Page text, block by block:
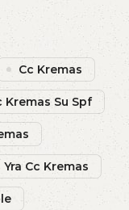
Cc Kremas
Kremas Su Spf
Yra Cc Kremas